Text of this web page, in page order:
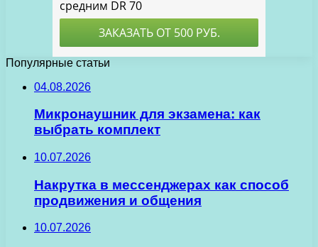
Популярные статьи
04.08.2026
Микронаушник для экзамена: как
выбрать комплект
10.07.2026
Накрутка в мессенджерах как способ
продвижения и общения
10.07.2026